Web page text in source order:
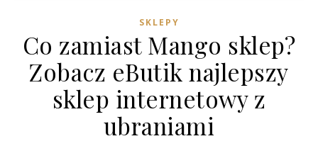
SKLEPY
Co zamiast Mango sklep?
Zobacz eButik najlepszy
sklep internetowy z
ubraniami